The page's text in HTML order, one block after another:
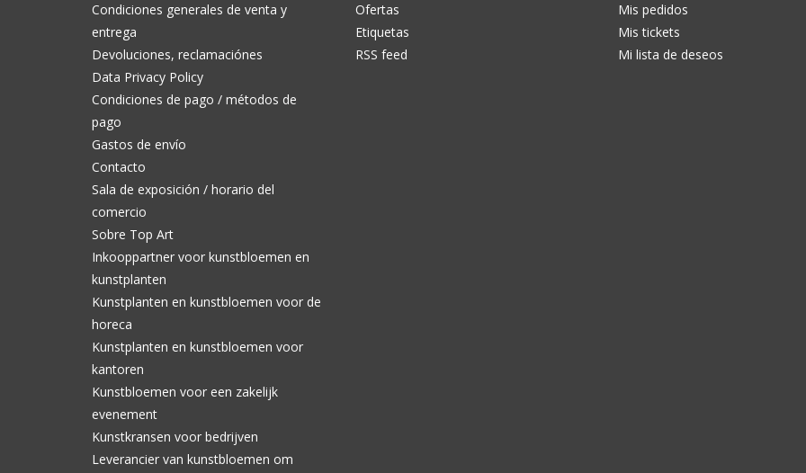
Condiciones generales de venta y
entrega
Devoluciones, reclamaciónes
Data Privacy Policy
Condiciones de pago / métodos de
pago
Gastos de envío
Contacto
Sala de exposición / horario del
comercio
Sobre Top Art
Inkooppartner voor kunstbloemen en
kunstplanten
Kunstplanten en kunstbloemen voor de
horeca
Kunstplanten en kunstbloemen voor
kantoren
Kunstbloemen voor een zakelijk
evenement
Kunstkransen voor bedrijven
Leverancier van kunstbloemen om
Ofertas
Etiquetas
RSS feed
Mis pedidos
Mis tickets
Mi lista de deseos